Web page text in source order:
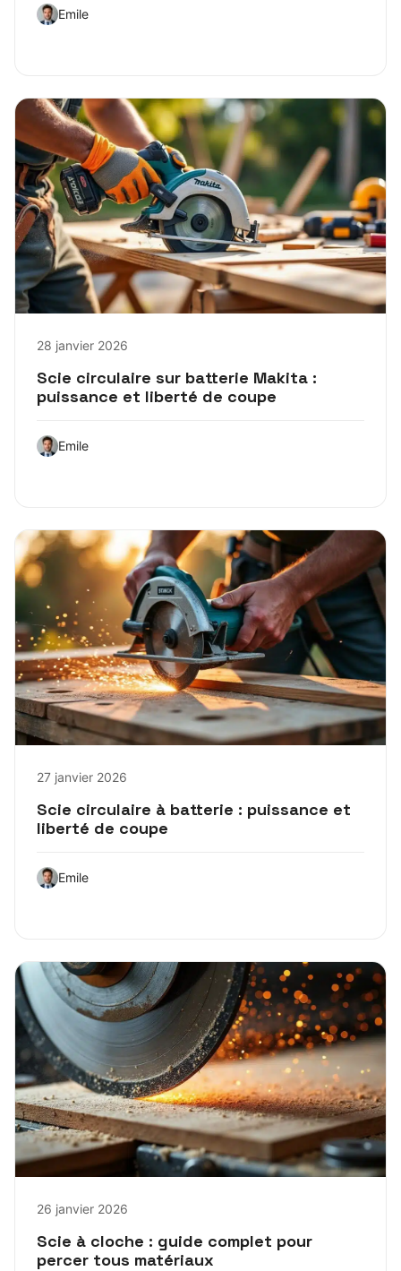
Emile
28 janvier 2026
Scie circulaire sur batterie Makita :
puissance et liberté de coupe
Emile
27 janvier 2026
Scie circulaire à batterie : puissance et
liberté de coupe
Emile
26 janvier 2026
Scie à cloche : guide complet pour
percer tous matériaux